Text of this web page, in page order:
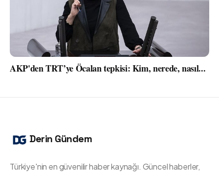
AKP'den TRT’ye Öcalan tepkisi: Kim, nerede, nasıl...
Derin Gündem
Türkiye'nin en güvenilir haber kaynağı. Güncel haberler,